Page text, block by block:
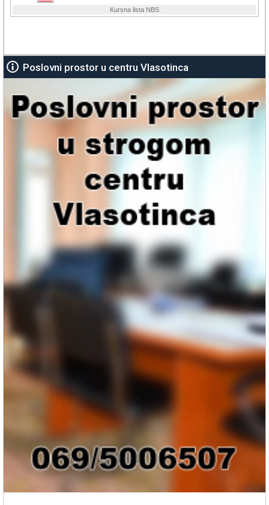
Poslovni prostor u centru Vlasotinca